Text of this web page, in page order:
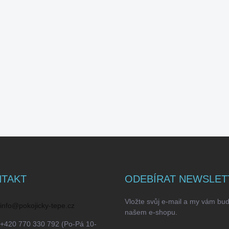
info @pokojicky-tepe.cz
+420 770 330 792 (Po-Pá 10-
ODEBÍRAT
Vložte svůj e-mail a my vám
našem e-shopu.